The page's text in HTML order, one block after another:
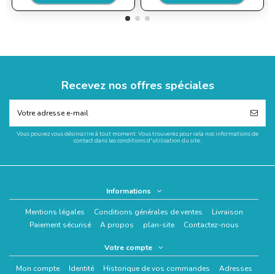
Recevez nos offres spéciales
Vous pouvez vous désinscrire à tout moment. Vous trouverez pour cela nos informations de
contact dans les conditions d'utilisation du site.
Informations
Mentions légales Conditions générales de ventes
Livraison
Paiement sécurisé
A propos plan-site Contactez-nous
Votre compte
Mon compte Identité Historique de vos commandes
Adresses